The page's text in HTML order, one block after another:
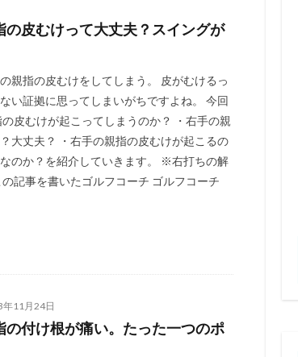
の皮むけって大丈夫？スイングが
親指の皮むけをしてしまう。 皮がむけるっ
い証拠に思ってしまいがちですよね。 今回
皮むけが起こってしまうのか？ ・右手の親
大丈夫？ ・右手の親指の皮むけが起こるの
のか？を紹介していきます。 ※右打ちの解
記事を書いたゴルフコーチ ゴルフコーチ
年11月24日
の付け根が痛い。たった一つのポ